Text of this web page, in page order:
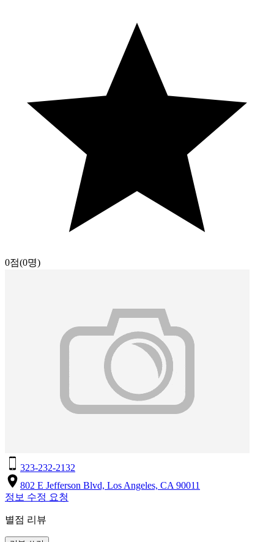
0점(0명)
323-232-2132
802 E Jefferson Blvd, Los Angeles, CA 90011
정보 수정 요청
별점 리뷰